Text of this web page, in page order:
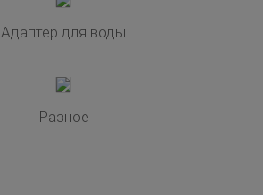
Адаптер для воды
Разное